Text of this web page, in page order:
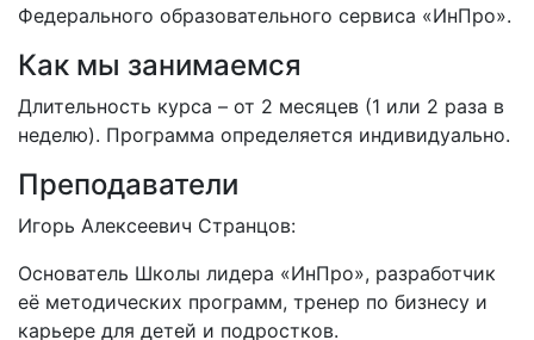
Федерального образовательного сервиса «ИнПро».
Как мы занимаемся
Длительность курса – от 2 месяцев (1 или 2 раза в
неделю). Программа определяется индивидуально.
Преподаватели
Игорь Алексеевич Странцов:
Основатель Школы лидера «ИнПро», разработчик
её методических программ, тренер по бизнесу и
карьере для детей и подростков.